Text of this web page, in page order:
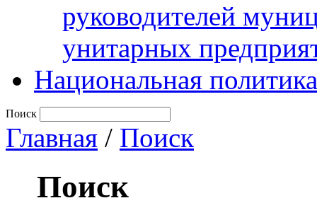
руководителей
унитарных
Национальная политика
Поиск
Главная / Поиск
Поиск